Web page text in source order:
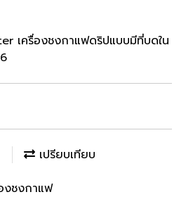
เครื่องชงกาแฟดริปแบบมีที่บดใน
เปรียบเทียบ
งชงกาแฟ